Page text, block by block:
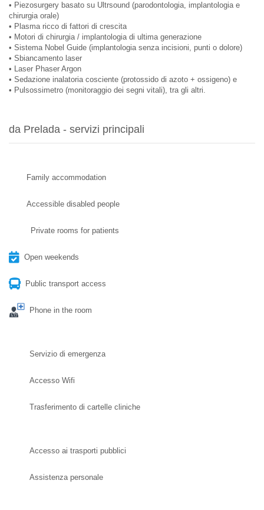
• Piezosurgery basato su Ultrsound (parodontologia, implantologia e
chirurgia orale)
• Plasma ricco di fattori di crescita
• Motori di chirurgia / implantologia di ultima generazione
• Sistema Nobel Guide (implantologia senza incisioni, punti o dolore)
• Sbiancamento laser
• Laser Phaser Argon
• Sedazione inalatoria cosciente (protossido di azoto + ossigeno) e
• Pulsossimetro (monitoraggio dei segni vitali), tra gli altri.
da Prelada - servizi principali
Family accommodation
Accessible disabled people
Private rooms for patients
Open weekends
Public transport access
Phone in the room
Servizio di emergenza
Accesso Wifi
Trasferimento di cartelle cliniche
Accesso ai trasporti pubblici
Assistenza personale